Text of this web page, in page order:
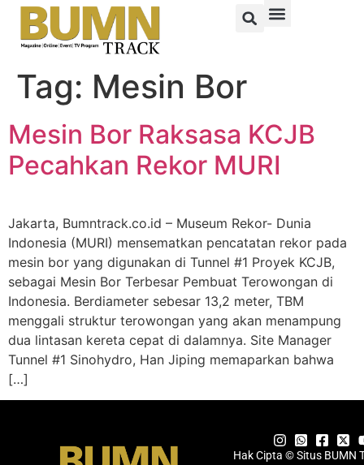
Tag: Mesin Bor
Mesin Bor Raksasa KCJB
Pecahkan Rekor MURI
Jakarta, Bumntrack.co.id – Museum Rekor- Dunia
Indonesia (MURI) mensematkan pencatatan rekor pada
mesin bor yang digunakan di Tunnel #1 Proyek KCJB,
sebagai Mesin Bor Terbesar Pembuat Terowongan di
Indonesia. Berdiameter sebesar 13,2 meter, TBM
menggali struktur terowongan yang akan menampung
dua lintasan kereta cepat di dalamnya. Site Manager
Tunnel #1 Sinohydro, Han Jiping memaparkan bahwa
[…]
Hak Cipta © Situs BUMN